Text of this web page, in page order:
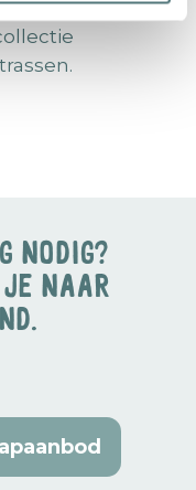
nodig?
je naar